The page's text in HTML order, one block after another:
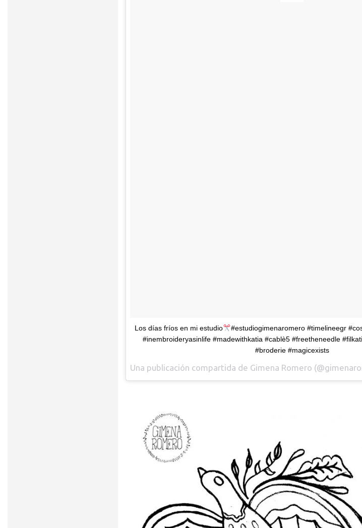
Los días fríos en mi estudio
#estudiogimenaromero #timelineegr
#inembroideryasinlife #madewithkatia #cablè5 #freetheneedle
#broderie #magicexists
Una publicación compartida de Gimena Romero